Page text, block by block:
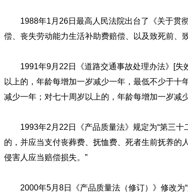
1988年1月26日最高人民法院出台了《关于贯彻
偿、丧失劳动能力生活补助费赔偿、以及致死前、
1991年9月22日《道路交通事故处理办法》[失效
以上的，年龄每增加一岁减少一年，最低不少于十
减少一年；对七十周岁以上的，年龄每增加一岁减
1993年2月22日《产品质量法》规定为“第三十
的，并应当支付丧葬费、抚恤费、死者生前抚养的
侵害人应当赔偿损失。”
2000年5月8日《产品质量法（修订）》修改为“